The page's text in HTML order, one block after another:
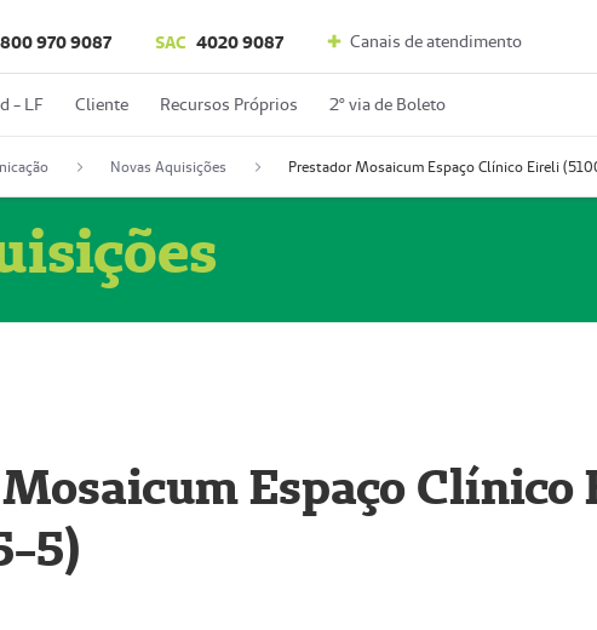
970 9087 SAC 4020 9087 Canais de atendimento
- LF Cliente Recursos Próprios 2º via de Boleto
Novas Aquisições
Espaço Clínico
5)